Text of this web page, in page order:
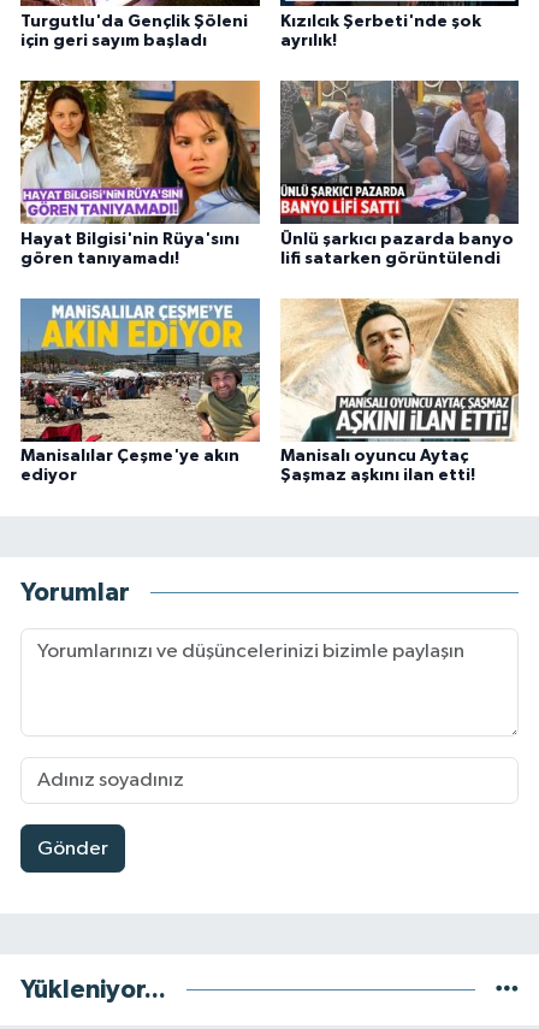
Turgutlu'da Gençlik Şöleni
için geri sayım başladı
Kızılcık Şerbeti'nde şok
ayrılık!
Hayat Bilgisi'nin Rüya'sını
gören tanıyamadı!
Ünlü şarkıcı pazarda banyo
lifi satarken görüntülendi
Manisalılar Çeşme'ye akın
ediyor
Manisalı oyuncu Aytaç
Şaşmaz aşkını ilan etti!
Yorumlar
Gönder
Yükleniyor...